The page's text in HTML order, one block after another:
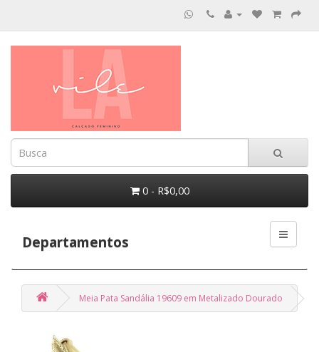
0 - R$0,00
Departamentos
Meia Pata Sandália 19609 em Metalizado Dourado